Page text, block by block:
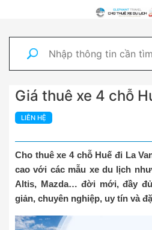
Giá thuê xe 4 chỗ
LIÊN HỆ
Cho thuê xe 4 chỗ Huế đi La
cao với các mẫu xe du lịch
Altis, Mazda… đời mới, đầy
giản, chuyên nghiệp, uy tín và